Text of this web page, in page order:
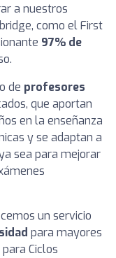
a nuestros
como el First
97% de
de profesores
que aportan
en la enseñanza
y se adaptan a
sea para mejorar
un servicio
para mayores
Ciclos